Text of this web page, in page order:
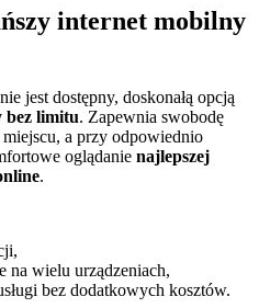
internet mobilny
jest dostępny, doskonałą opcją
bez limitu. Zapewnia swobodę
a przy odpowiednio
oglądanie najlepszej
.
na wielu urządzeniach,
bez dodatkowych kosztów.